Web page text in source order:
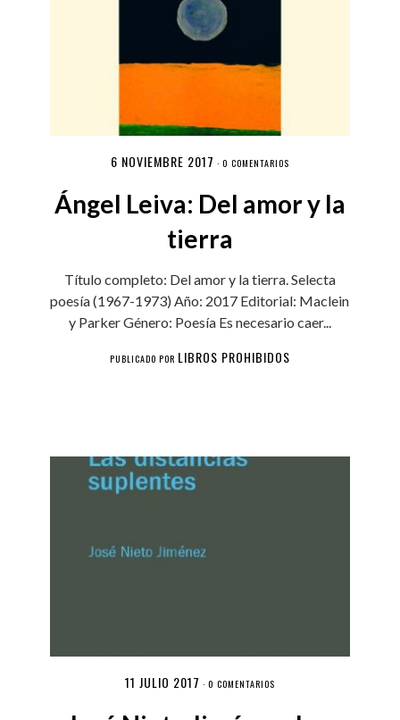
6 NOVIEMBRE 2017 · 0 COMENTARIOS
Ángel Leiva: Del amor y la
tierra
Título completo: Del amor y la tierra. Selecta
poesía (1967-1973) Año: 2017 Editorial: Maclein
y Parker Género: Poesía Es necesario caer...
PUBLICADO POR LIBROS PROHIBIDOS
11 JULIO 2017 · 0 COMENTARIOS